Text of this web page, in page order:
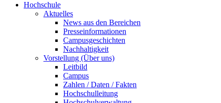
Hochschule
Aktuelles
News aus den Bereichen
Presseinformationen
Campusgeschichten
Nachhaltigkeit
Vorstellung (Über uns)
Leitbild
Campus
Zahlen / Daten / Fakten
Hochschulleitung